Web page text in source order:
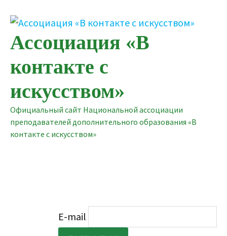
содержимому
Ассоциация «В
контакте с
искусством»
Официальный сайт Национальной ассоциации
преподавателей дополнительного образования «В
контакте с искусством»
E-mail